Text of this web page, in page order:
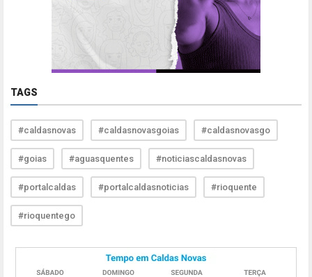
TAGS
#caldasnovas #caldasnovasgoias #caldasnovasgo
#goias #aguasquentes #noticiascaldasnovas
#portalcaldas #portalcaldasnoticias #rioquente
#rioquentego